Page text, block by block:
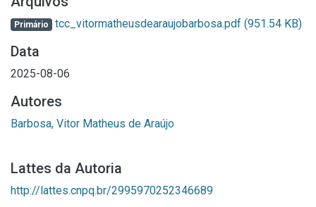
Primário tcc_vitormatheusdearaujobarbosa.pdf (951.54 KB)
Data
2025-08-06
Autores
Barbosa, Vitor Matheus de Araújo
Lattes da Autoria
http://lattes.cnpq.br/2995970252346689